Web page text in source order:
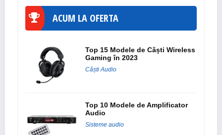
ACUM LA OFERTA
Top 15 Modele de Căști Wireless
Gaming în 2023
Căști Audio
Top 10 Modele de Amplificator
Audio
Sisteme audio